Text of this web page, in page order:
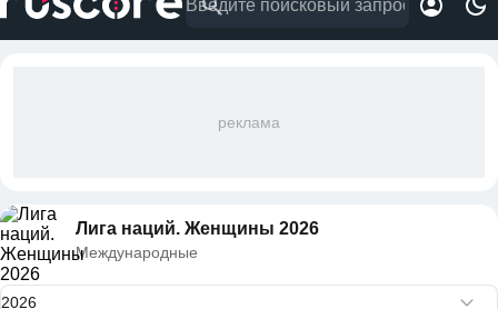
реклама
Лига наций. Женщины 2026
Международные